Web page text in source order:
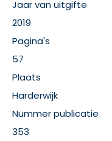
Jaar van uitgifte
2019
Pagina's
57
Plaats
Harderwijk
Nummer publicatie
353